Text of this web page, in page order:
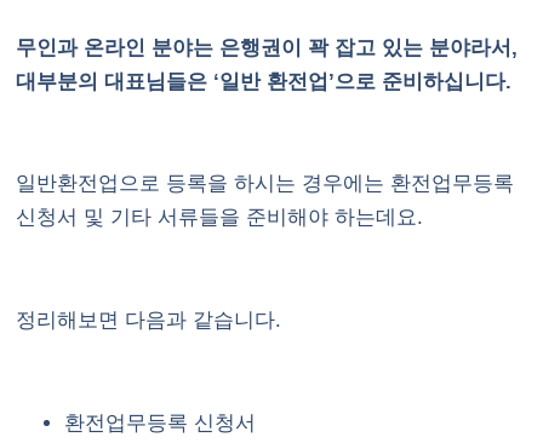
무인과 온라인 분야는 은행권이 꽉 잡고 있는 분야라서,
대부분의 대표님들은 ‘일반 환전업’으로 준비하십니다.
일반환전업으로 등록을 하시는 경우에는 환전업무등록
신청서 및 기타 서류들을 준비해야 하는데요.
정리해보면 다음과 같습니다.
환전업무등록 신청서